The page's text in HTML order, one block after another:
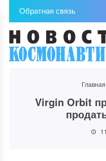
Обратная связь
Главная
Virgin Orbit